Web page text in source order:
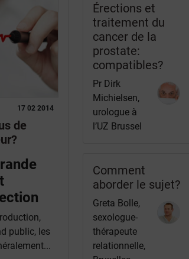
17 02 2014
de
public, les
Érections et
traitement du
cancer de la
prostate:
compatibles?
Pr Dirk
Michielsen,
urologue à
l’UZ Brussel
Comment
aborder le sujet?
Greta Bolle,
sexologue-
thérapeute
relationnelle,